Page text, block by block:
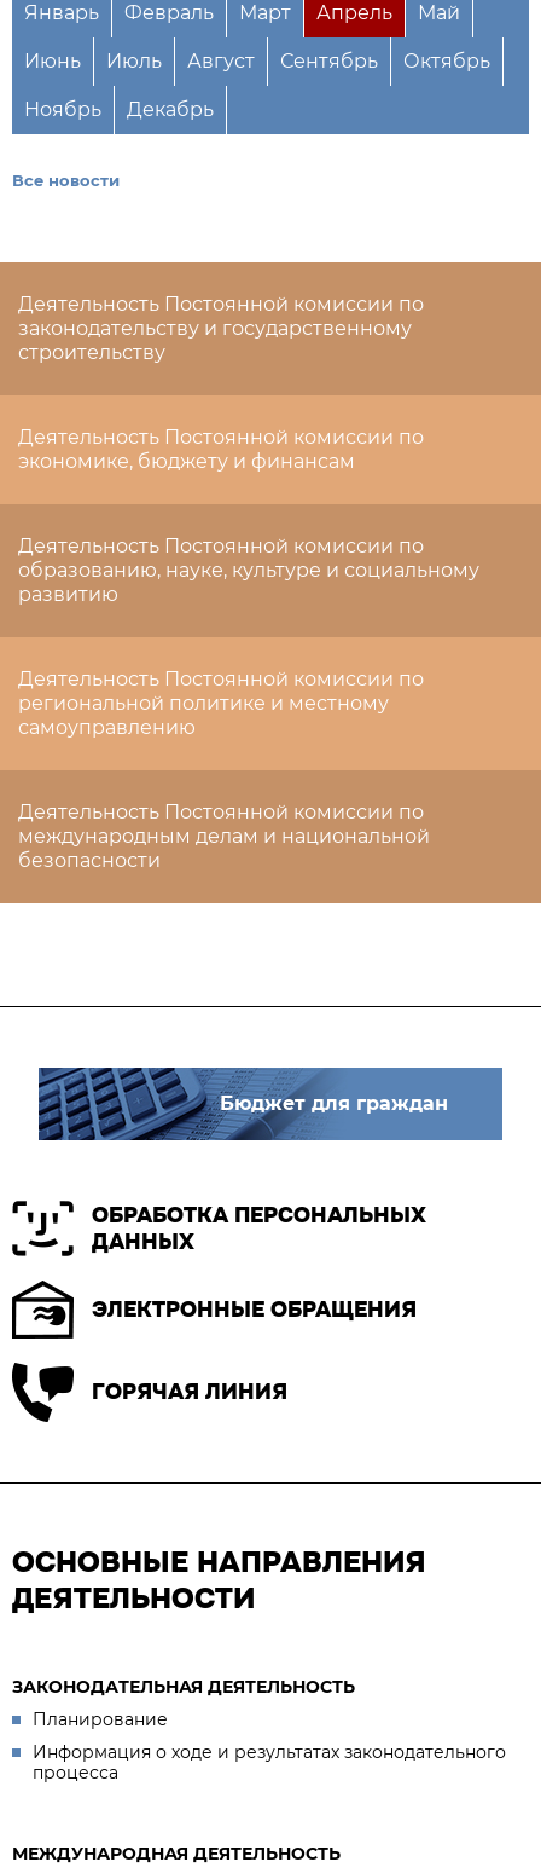
Январь Февраль Март Апрель Май
Июнь Июль Август Сентябрь Октябрь
Ноябрь Декабрь
Все новости
Деятельность Постоянной комиссии по
законодательству и государственному
строительству
Деятельность Постоянной комиссии по
экономике, бюджету и финансам
Деятельность Постоянной комиссии по
образованию, науке, культуре и социальному
развитию
Деятельность Постоянной комиссии по
региональной политике и местному
самоуправлению
Деятельность Постоянной комиссии по
международным делам и национальной
безопасности
Бюджет для граждан
ОБРАБОТКА ПЕРСОНАЛЬНЫХ
ДАННЫХ
ЭЛЕКТРОННЫЕ ОБРАЩЕНИЯ
ГОРЯЧАЯ ЛИНИЯ
ОСНОВНЫЕ НАПРАВЛЕНИЯ
ДЕЯТЕЛЬНОСТИ
ЗАКОНОДАТЕЛЬНАЯ ДЕЯТЕЛЬНОСТЬ
Планирование
Информация о ходе и результатах законодательного
процесса
МЕЖДУНАРОДНАЯ ДЕЯТЕЛЬНОСТЬ